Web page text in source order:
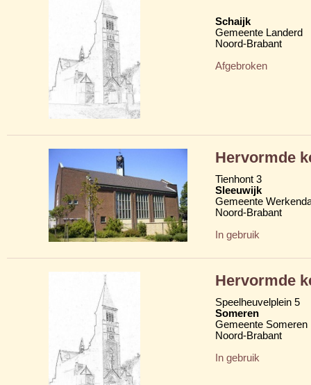
Schaijk
Gemeente Landerd
Noord-Brabant
Afgebroken
Hervormde
Tienhont 3
Sleeuwijk
Gemeente
Noord-Brabant
In gebruik
Hervormde
Speelheuvelplein 5
Someren
Gemeente Someren
Noord-Brabant
In gebruik